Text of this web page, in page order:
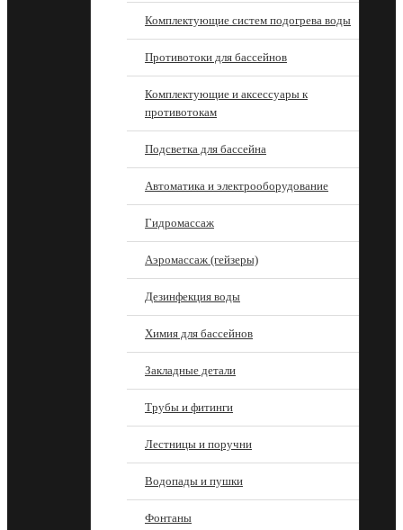
Комплектующие систем подогрева воды
Противотоки для бассейнов
Комплектующие и аксессуары к
противотокам
Подсветка для бассейна
Автоматика и электрооборудование
Гидромассаж
Аэромассаж (гейзеры)
Дезинфекция воды
Химия для бассейнов
Закладные детали
Трубы и фитинги
Лестницы и поручни
Водопады и пушки
Фонтаны